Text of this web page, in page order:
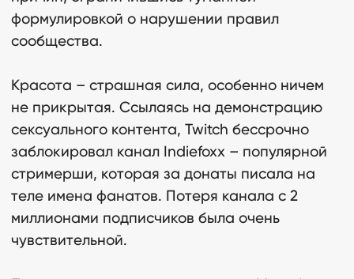
формулировкой о нарушении правил
сообщества.
Красота – страшная сила, особенно ничем
не прикрытая. Ссылаясь на демонстрацию
сексуального контента, Twitch бессрочно
заблокировал канал Indiefoxx – популярной
стримерши, которая за донаты писала на
теле имена фанатов. Потеря канала с 2
миллионами подписчиков была очень
чувствительной.
Хайпфэктори
Условия обслуживания
© 2025 Хайпфэктори
197046, г. Санкт-Петербург,
Певческий переулок, дом 12, литера
А, помещ. 2-Н, ч.помещ. 10(2)